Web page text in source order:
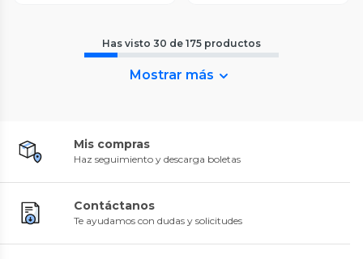
Has visto 30 de 175 productos
Mostrar más
Mis compras
Haz seguimiento y descarga boletas
Contáctanos
Te ayudamos con dudas y solicitudes